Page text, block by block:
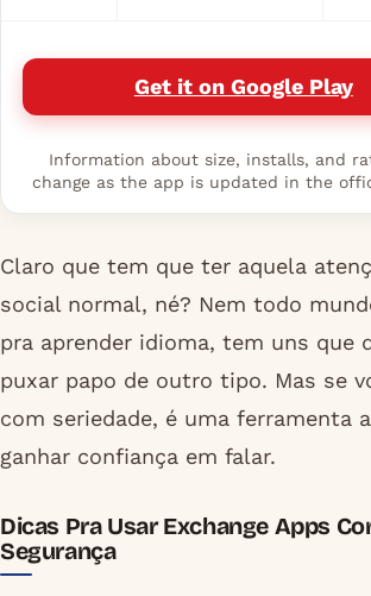
Get it on Google Play
Information about size, installs, and
change as the app is updated in the
Claro que tem que ter aquela
social normal, né? Nem todo
pra aprender idioma, tem uns que
puxar papo de outro tipo. Mas se
com seriedade, é uma ferramenta
ganhar confiança em falar.
Dicas Pra Usar Exchange Apps
Segurança